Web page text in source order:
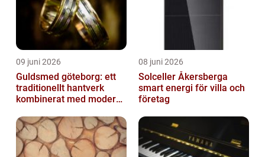
09 juni 2026
Guldsmed göteborg: ett
traditionellt hantverk
kombinerat med modern
08 juni 2026
Solceller Åkersberga
smart energi för villa och
företag